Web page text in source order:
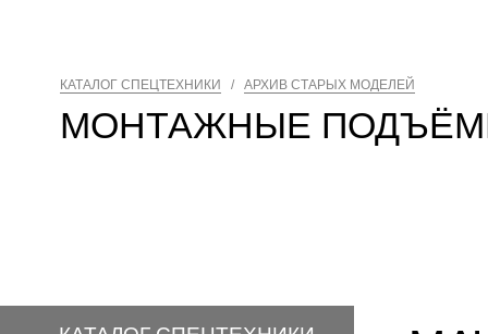
КАТАЛОГ СПЕЦТЕХНИКИ / АРХИВ СТАРЫХ МОДЕЛЕЙ
МОНТАЖНЫЕ